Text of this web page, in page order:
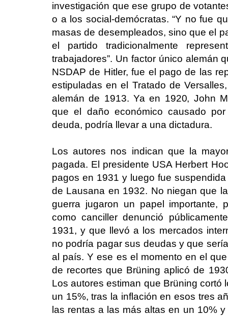
investigación que ese grupo de
o a los social-demócratas. “Y no fue
masas de desempleados, sino que el
el partido tradicionalmente
trabajadores”. Un factor único alemán
NSDAP de Hitler, fue el pago de las
estipuladas en el Tratado de
alemán de 1913. Ya en 1920, John
que el daño económico causado
deuda, podría llevar a una dictadura.
Los autores nos indican que la
pagada. El presidente USA Herbert
pagos en 1931 y luego fue
de Lausana en 1932. No niegan que
guerra jugaron un papel importante,
como canciller denunció
1931, y que llevó a los mercados
no podría pagar sus deudas y que
al país. Y ese es el momento en el
de recortes que Brüning aplicó de
Los autores estiman que Brüning cortó
un 15%, tras la inflación en esos tres
las rentas a las más altas en un 10%